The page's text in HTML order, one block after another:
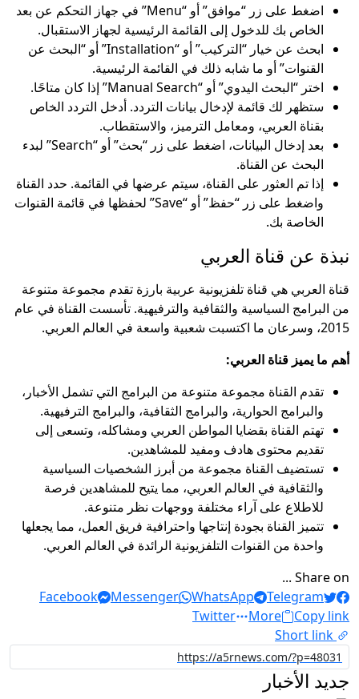
اضغط على زر “موافق” أو “Menu” في جهاز التحكم عن بعد
الخاص بك للدخول إلى القائمة الرئيسية لجهاز الاستقبال.
ابحث عن خيار “التركيب” أو “Installation” أو “البحث عن
القنوات” أو ما شابه ذلك في القائمة الرئيسية.
اختر “البحث اليدوي” أو “Manual Search” إذا كان متاحًا.
ستظهر لك قائمة لإدخال بيانات التردد. أدخل التردد الخاص
بقناة العربي، ومعامل الترميز، والاستقطاب.
بعد إدخال البيانات، اضغط على زر “بحث” أو “Search” لبدء
البحث عن القناة.
إذا تم العثور على القناة، سيتم عرضها في القائمة. حدد القناة
واضغط على زر “حفظ” أو “Save” لحفظها في قائمة القنوات
الخاصة بك.
نبذة عن قناة العربي
قناة العربي هي قناة تلفزيونية عربية بارزة تقدم مجموعة متنوعة
من البرامج السياسية والثقافية والترفيهية. تأسست القناة في عام
2015، وسرعان ما اكتسبت شعبية واسعة في العالم العربي.
أهم ما يميز قناة العربي:
تقدم القناة مجموعة متنوعة من البرامج التي تشمل الأخبار،
والبرامج الحوارية، والبرامج الثقافية، والبرامج الترفيهية.
تهتم القناة بقضايا المواطن العربي ومشاكله، وتسعى إلى
تقديم محتوى هادف ومفيد للمشاهدين.
تستضيف القناة مجموعة من أبرز الشخصيات السياسية
والثقافية في العالم العربي، مما يتيح للمشاهدين فرصة
للاطلاع على آراء مختلفة ووجهات نظر متنوعة.
تتميز القناة بجودة إنتاجها واحترافية فريق العمل، مما يجعلها
واحدة من القنوات التلفزيونية الرائدة في العالم العربي.
Share on ...
Facebook
Messenger WhatsApp
Telegram
Twitter
More
Copy link
Short link
جديد الأخبار